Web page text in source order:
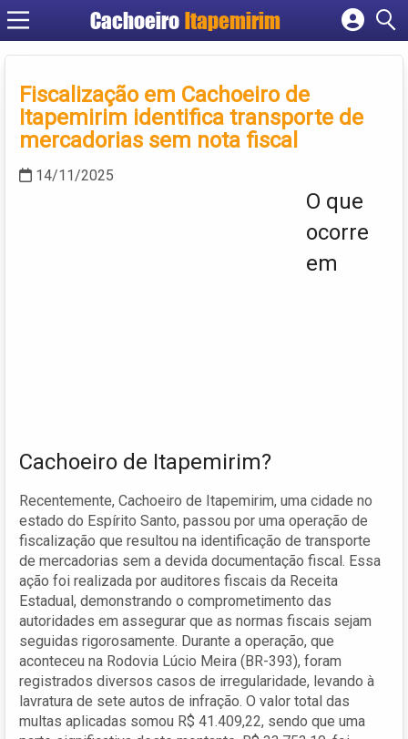
Cachoeiro Itapemirim
Cadastrar empresa
Criar conta
Fiscalização em Cachoeiro de
Itapemirim identifica transporte de
mercadorias sem nota fiscal
14/11/2025
O que
ocorre
em
Cachoeiro de Itapemirim?
Recentemente, Cachoeiro de Itapemirim, uma cidade no
estado do Espírito Santo, passou por uma operação de
fiscalização que resultou na identificação de transporte
de mercadorias sem a devida documentação fiscal. Essa
ação foi realizada por auditores fiscais da Receita
Estadual, demonstrando o comprometimento das
autoridades em assegurar que as normas fiscais sejam
seguidas rigorosamente. Durante a operação, que
aconteceu na Rodovia Lúcio Meira (BR-393), foram
registrados diversos casos de irregularidade, levando à
lavratura de sete autos de infração. O valor total das
multas aplicadas somou R$ 41.409,22, sendo que uma